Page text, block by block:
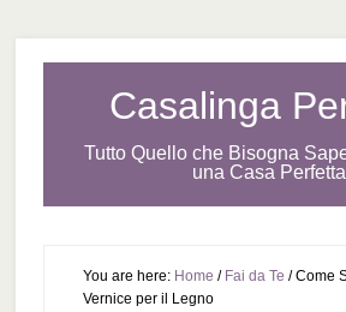
Casalinga
Tutto Quello che Bisogna
una Casa Perfetta
You are here: Home / Fai da Te /Come
Vernice per il Legno